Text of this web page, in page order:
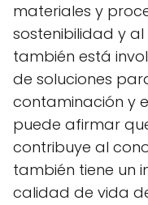
materiales y
sostenibilidad y
también está
de soluciones
contaminación y
puede afirmar
contribuye al
también tiene un
calidad de vida